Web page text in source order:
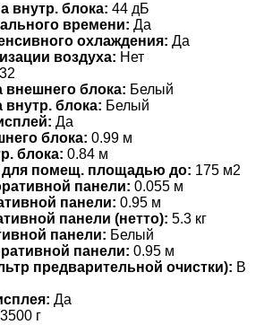
внутр. блока: 44 дБ
времени: Да
охлаждения: Да
воздуха: Нет
внешнего блока: Белый
внутр. блока: Белый
Да
блока: 0.99 м
блока: 0.84 м
помещ. площадью до: 175 м2
панели: 0.055 м
панели: 0.95 м
панели (нетто): 5.3 кг
панели: Белый
панели: 0.95 м
предварительной очистки): В
Да
3500 г